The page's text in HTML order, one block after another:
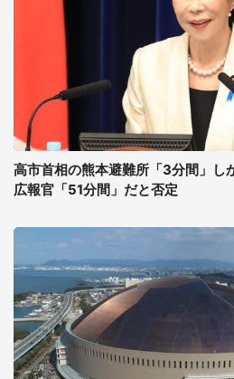
高市首相の熊本避難所「3分間」し
広報官「51分間」だと否定